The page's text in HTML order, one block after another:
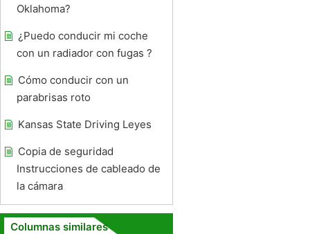
Oklahoma?
¿Puedo conducir mi coche
con un radiador con fugas ?
Cómo conducir con un
parabrisas roto
Kansas State Driving Leyes
Copia de seguridad
Instrucciones de cableado de
la cámara
Columnas similares